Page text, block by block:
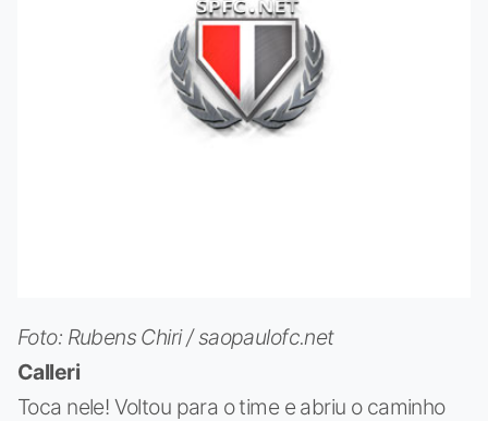
Foto: Rubens Chiri / saopaulofc.net
Calleri
Toca nele! Voltou para o time e abriu o caminho